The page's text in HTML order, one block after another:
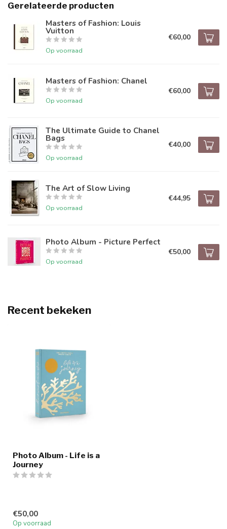
Gerelateerde producten
Masters of Fashion: Louis
Vuitton
Op voorraad
€60,00
Masters of Fashion: Chanel
Op voorraad
€60,00
The Ultimate Guide to Chanel
Bags
Op voorraad
€40,00
The Art of Slow Living
Op voorraad
€44,95
Photo Album - Picture Perfect
Op voorraad
€50,00
Recent bekeken
Photo Album - Life is a
Journey
€50,00
Op voorraad